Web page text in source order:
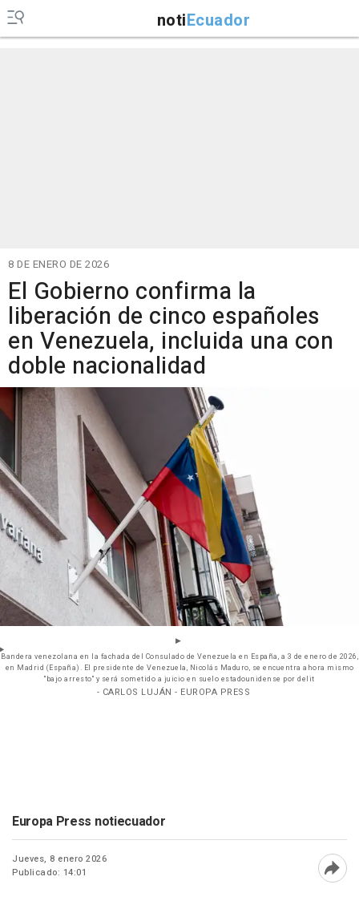
notiEcuador
8 DE ENERO DE 2026
El Gobierno confirma la
liberación de cinco españoles
en Venezuela, incluida una con
doble nacionalidad
Bandera venezolana en la fachada del Consulado de Venezuela en España, a 3 de enero de 2026,
en Madrid (España). El presidente de Venezuela, Nicolás Maduro, se encuentra ahora mismo
"bajo arresto" y será sometido a juicio en suelo estadounidense por delit
- CARLOS LUJÁN - EUROPA PRESS
Europa Press notiecuador
Jueves, 8 enero 2026
Publicado: 14:01